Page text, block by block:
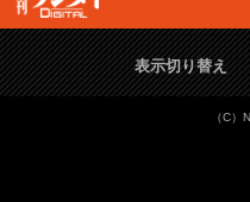
表示切り替え
（C